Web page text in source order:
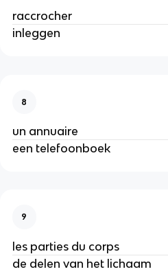
raccrocher
inleggen
8
un annuaire
een telefoonboek
9
les parties du corps
de delen van het lichaam